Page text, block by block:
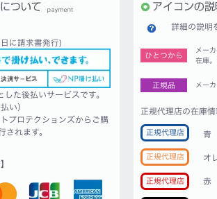
に請求書発行)
た後払いサービスです。
い）
プロテクションズからご購
されます。
詳細の説明
ひとつから
メー
在庫
正規品 メー
正規代理店の在庫情
正規代理店
正規代理店
正規代理店
青
オ
赤